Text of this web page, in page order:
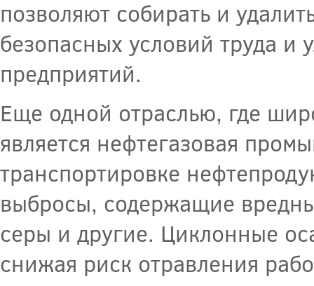
позволяют собирать и
безопасных условий труда и
предприятий.
Еще одной отраслью, где
является нефтегазовая
транспортировке
выбросы, содержащие
серы и другие. Циклонные
снижая риск отравления